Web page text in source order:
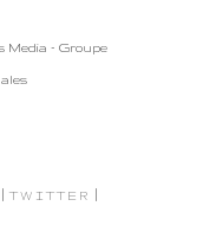
Media - Groupe
| TWITTER |